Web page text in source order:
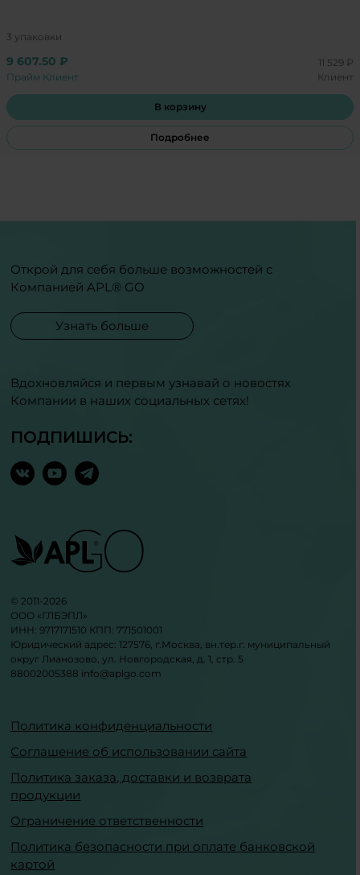
3 упаковки
9 607.50 ₽
Прайм Клиент
11 529 ₽
Клиент
В корзину
Подробнее
Открой для себя больше возможностей с
Компанией APL® GO
Узнать больше
Вдохновляйся и первым узнавай о новостях
Компании в наших социальных сетях!
ПОДПИШИСЬ:
© 2011-2026
ООО «ГЛБЭПЛ»
ИНН: 9717171510 КПП: 771501001
Юридический адрес: 127576, г.Москва, вн.тер.г. муниципальный
округ Лианозово, ул. Новгородская, д. 1, стр. 5
88002005388 info@aplgo.com
Политика конфиденциальности
Соглашение об использовании сайта
Политика заказа, доставки и возврата
продукции
Ограничение ответственности
Политика безопасности при оплате банковской
картой